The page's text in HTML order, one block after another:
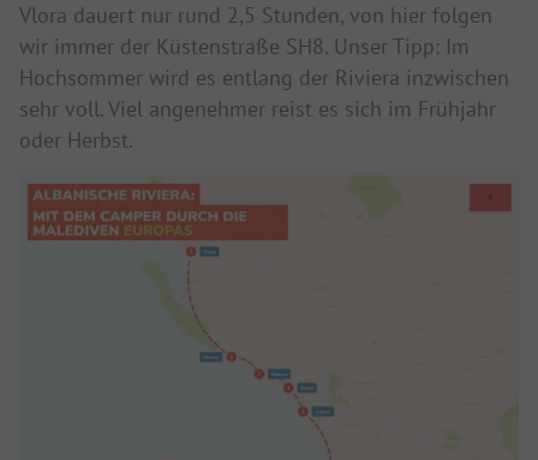
Vlora dauert nur rund 2,5 Stunden, von hier folgen
wir immer der Küstenstraße SH8. Unser Tipp: Im
Hochsommer wird es entlang der Riviera inzwischen
sehr voll. Viel angenehmer reist es sich im Frühjahr
oder Herbst.